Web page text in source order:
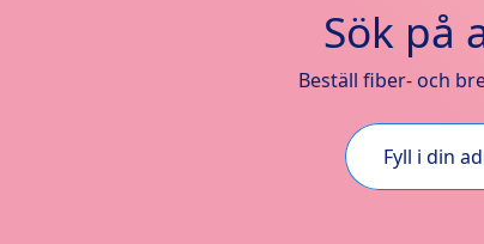
Sök på
Beställ fiber- och